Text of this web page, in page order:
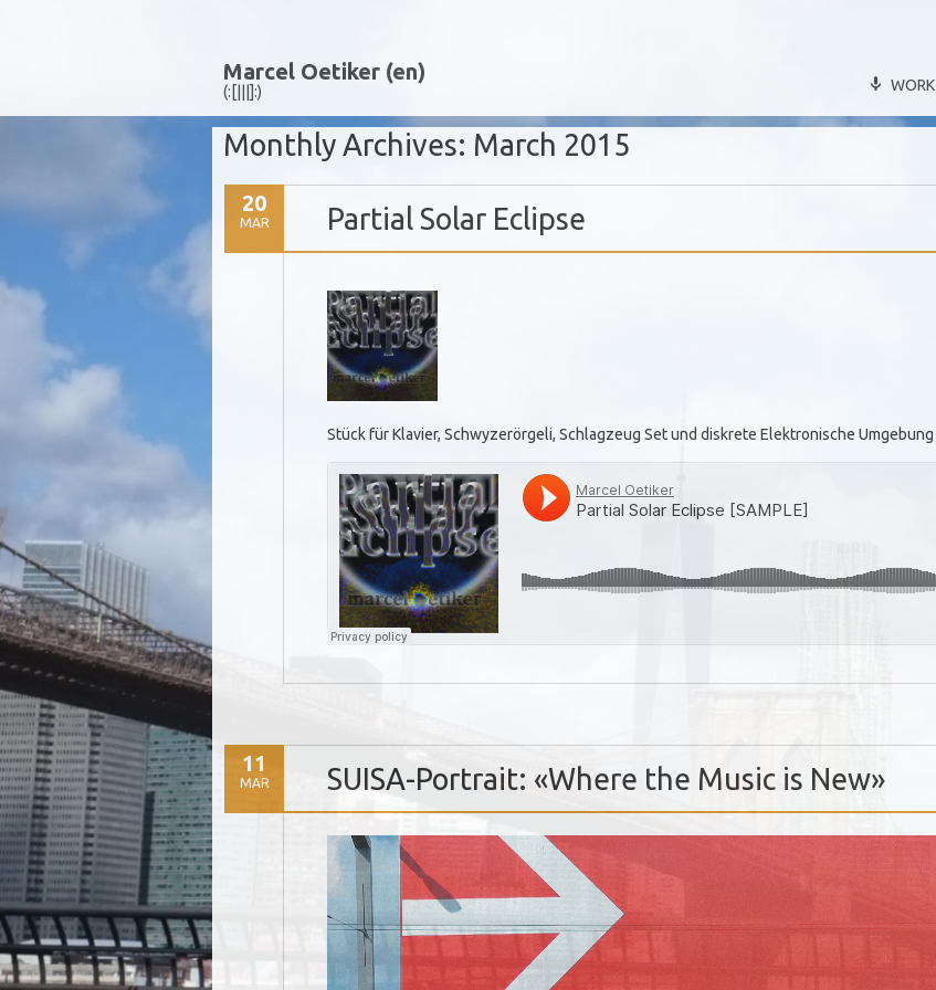
Marcel Oetiker (en)
(:[|||]:) WORK
Monthly Archives: March 2015
20
MAR Partial Solar Eclipse
Stück für Klavier, Schwyzerörgeli, Schlagzeug Set und diskrete Elektronische Umgebung
11
MAR SUISA-Portrait: «Where the Music is New»
Video
Player